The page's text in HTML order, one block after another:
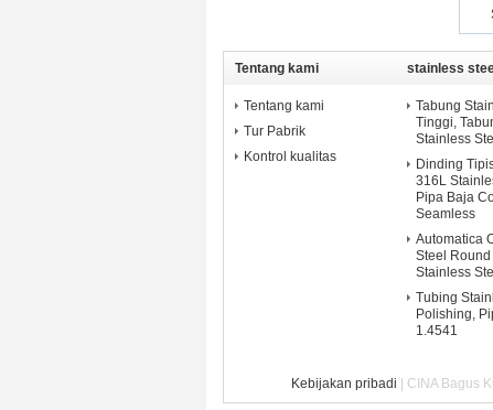
Tentang kami
Tentang kami
Tur Pabrik
Kontrol kualitas
stainless
Tabung
Tinggi,
Stainless
Dinding
316L
Pipa Baja
Seamless
Automatica
Steel
Stainless
Tubing
Polishing,
1.4541
Kebijakan pribadi | CINA Bagus